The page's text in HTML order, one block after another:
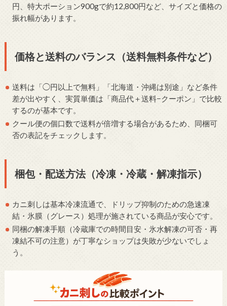
円、特大ポーション900gで約12,800円など、サイズと価格の
振れ幅があります。
価格と送料のバランス（送料無料条件など）
送料は「◯円以上で無料」「北海道・沖縄は別途」など条件
差が出やすく、実質単価は「商品代＋送料−クーポン」で比較
するのが基本です。
クール便の個口数で送料が倍増する場合があるため、同梱可
否の表記をチェックします。
梱包・配送方法（冷凍・冷蔵・解凍指示）
カニ刺しは基本冷凍流通で、ドリップ抑制のための急速凍
結・氷膜（グレース）処理が施されている商品が安心です。
同梱の解凍手順（冷蔵庫での時間目安・氷水解凍の可否・再
凍結不可の注意）が丁寧なショップは失敗が少ないでしょ
う。